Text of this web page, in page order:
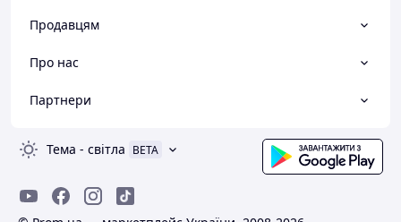
Продавцям
Про нас
Партнери
Тема - світла BETA